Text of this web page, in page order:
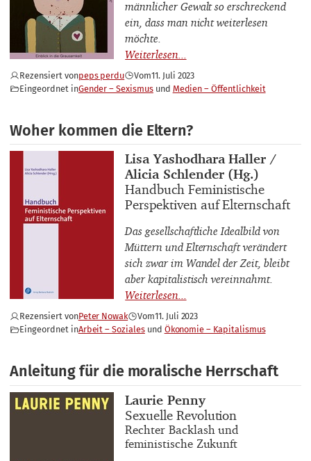
männlicher Gewalt so erschreckend
ein, dass man nicht weiterlesen
möchte.
Rezensiert vonpeps perdu Vom11. Juli 2023
Eingeordnet inGender – Sexismus Medien – Öffentlichkeit
Woher kommen die Eltern?
Buchautor_innen
Lisa Yashodhara Haller /
Alicia Schlender (Hg.)
Buchtitel
Handbuch Feministische
Perspektiven auf Elternschaft
Das gesellschaftliche Idealbild von
Müttern und Elternschaft verändert
sich zwar im Wandel der Zeit, bleibt
aber kapitalistisch vereinnahmt.
Rezensiert vonPeter Nowak Vom11. Juli 2023
Eingeordnet inArbeit – Soziales Ökonomie – Kapitalismus
Anleitung für die moralische Herrschaft
Buchautor_innen
Laurie Penny
Buchtitel
Sexuelle Revolution
Buchuntertitel
Rechter Backlash und
feministische Zukunft